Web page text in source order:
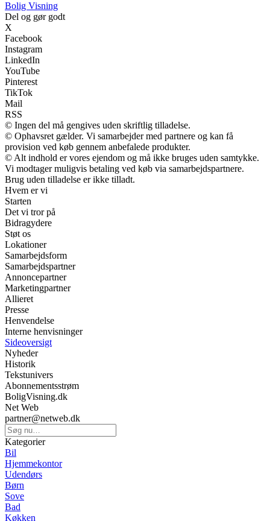
Bolig Visning
Del og gør godt
X
Facebook
Instagram
LinkedIn
YouTube
Pinterest
TikTok
Mail
RSS
© Ingen del må gengives uden skriftlig tilladelse.
© Ophavsret gælder. Vi samarbejder med partnere og kan få
provision ved køb gennem anbefalede produkter.
© Alt indhold er vores ejendom og må ikke bruges uden samtykke.
Vi modtager muligvis betaling ved køb via samarbejdspartnere.
Brug uden tilladelse er ikke tilladt.
Hvem er vi
Starten
Det vi tror på
Bidragydere
Støt os
Lokationer
Samarbejdsform
Samarbejdspartner
Annoncepartner
Marketingpartner
Allieret
Presse
Henvendelse
Interne henvisninger
Sideoversigt
Nyheder
Historik
Tekstunivers
Abonnementsstrøm
BoligVisning.dk
Net Web
partner@netweb.dk
Kategorier
Bil
Hjemmekontor
Udendørs
Børn
Sove
Bad
Køkken